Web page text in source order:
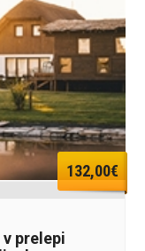
132,00€
prelepi